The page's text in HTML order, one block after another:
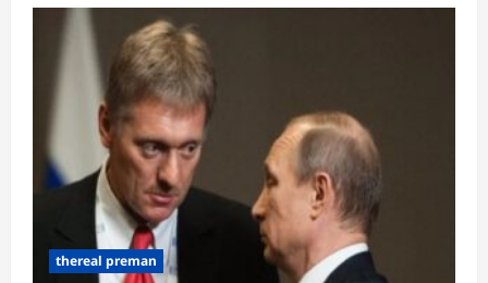
Puncak
Arus
Balik
Lebaran,
Pemudik
Terus
Berdatangan
di
Stasiun
Pasar
Senen
Malam
Ini
thereal preman